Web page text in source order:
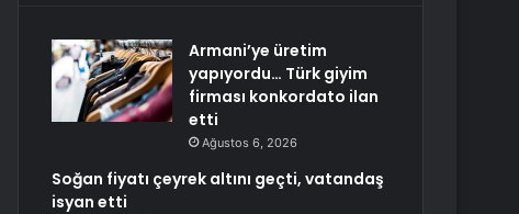
Armani’ye üretim
yapıyordu… Türk giyim
firması konkordato ilan
etti
Ağustos 6, 2026
Soğan fiyatı çeyrek altını geçti, vatandaş
isyan etti